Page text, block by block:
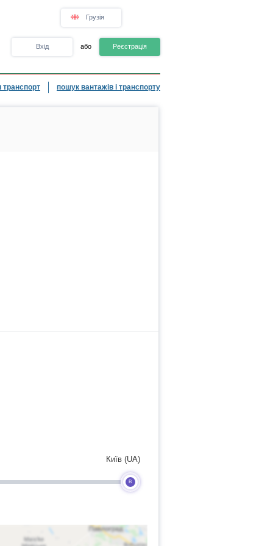
Грузія
Вхід або Реєстрація
транспорт пошук вантажів і транспорту
B
Київ (UA)